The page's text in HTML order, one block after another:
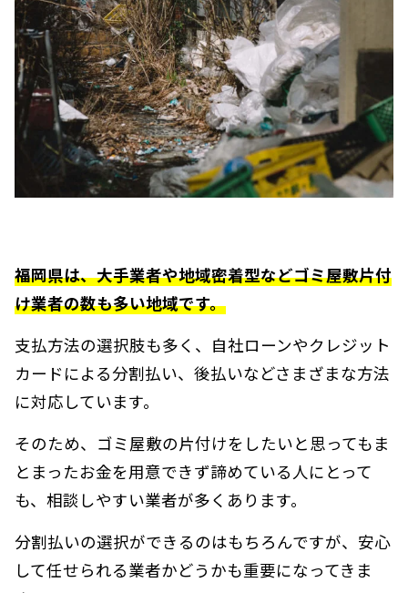
福岡県は、大手業者や地域密着型などゴミ屋敷片付
け業者の数も多い地域です。
支払方法の選択肢も多く、自社ローンやクレジット
カードによる分割払い、後払いなどさまざまな方法
に対応しています。
そのため、ゴミ屋敷の片付けをしたいと思ってもま
とまったお金を用意できず諦めている人にとって
も、相談しやすい業者が多くあります。
分割払いの選択ができるのはもちろんですが、安心
して任せられる業者かどうかも重要になってきま